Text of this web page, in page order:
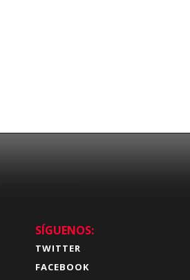
SÍGUENOS:
TWITTER
FACEBOOK